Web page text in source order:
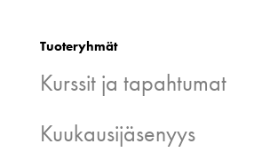
Tuoteryhmät
Kurssit ja tapahtumat
Kuukausijäsenyys